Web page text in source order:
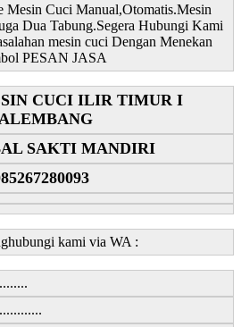
Mesin Cuci Manual,Otomatis.Mesin
Dua Tabung.Segera Hubungi Kami
mesin cuci Dengan Menekan
PESAN JASA
CUCI ILIR TIMUR I
SAKTI MANDIRI
kami via WA :